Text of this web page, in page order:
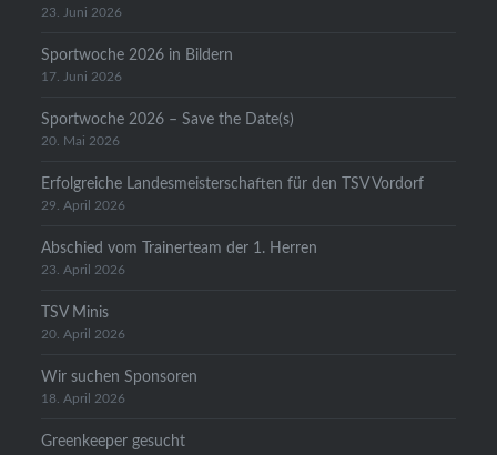
23. Juni 2026
Sportwoche 2026 in Bildern
17. Juni 2026
Sportwoche 2026 – Save the Date(s)
20. Mai 2026
Erfolgreiche Landesmeisterschaften für den TSV Vordorf
29. April 2026
Abschied vom Trainerteam der 1. Herren
23. April 2026
TSV Minis
20. April 2026
Wir suchen Sponsoren
18. April 2026
Greenkeeper gesucht